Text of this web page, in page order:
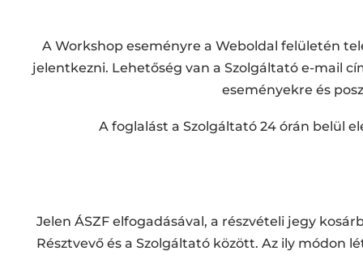
A Workshop eseményre a Weboldal felületén
jelentkezni. Lehetőség van a Szolgáltató e-mail
eseményekre és
A foglalást a Szolgáltató 24 órán belül
Jelen ÁSZF elfogadásával, a részvételi jegy
Résztvevő és a Szolgáltató között. Az ily